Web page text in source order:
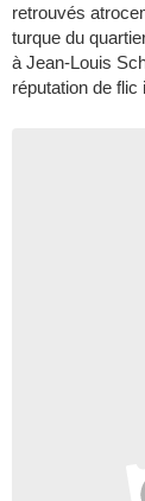
retrouvés
turque du
à Jean-Louis
réputation de flic